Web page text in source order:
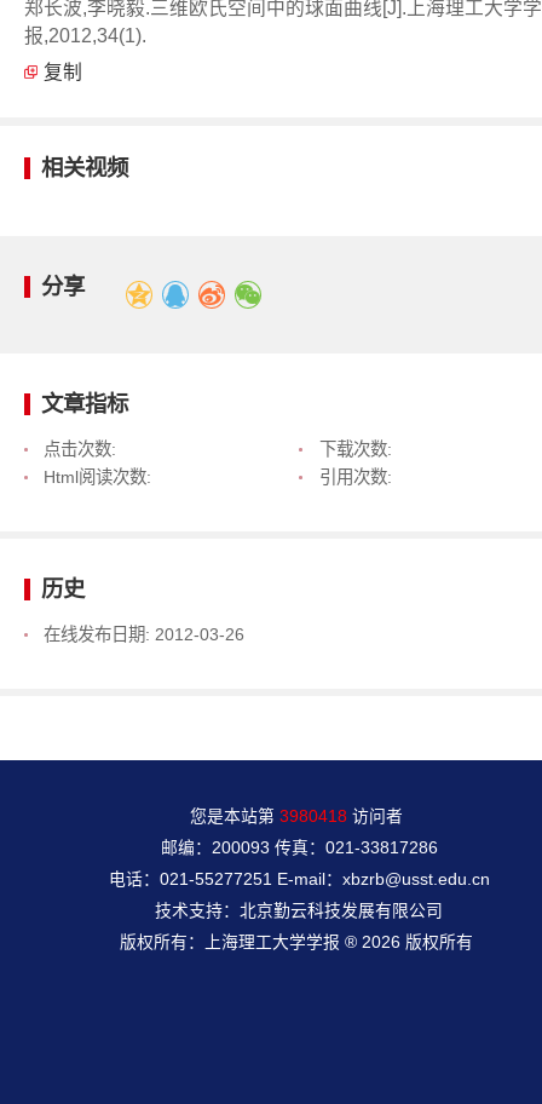
郑长波,李晓毅.三维欧氏空间中的球面曲线[J].上海理工大学学
报,2012,34(1).
复制
相关视频
分享
文章指标
点击次数:
下载次数:
Html阅读次数:
引用次数:
历史
在线发布日期: 2012-03-26
您是本站第3980418 访问者
邮编：200093 传真：021-33817286
电话：021-55277251 E-mail：xbzrb@usst.edu.cn
技术支持：北京勤云科技发展有限公司
版权所有：上海理工大学学报 ® 2026 版权所有